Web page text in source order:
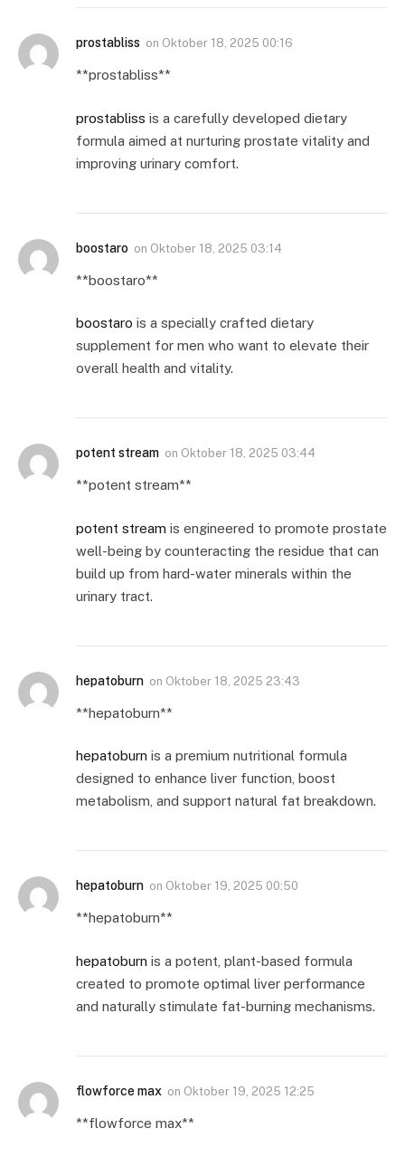
prostabliss on Oktober 18, 2025 00:16
**prostabliss**
prostabliss is a carefully developed dietary
formula aimed at nurturing prostate vitality and
improving urinary comfort.
boostaro on Oktober 18, 2025 03:14
**boostaro**
boostaro is a specially crafted dietary
supplement for men who want to elevate their
overall health and vitality.
potent stream on Oktober 18, 2025 03:44
**potent stream**
potent stream is engineered to promote prostate
well-being by counteracting the residue that can
build up from hard-water minerals within the
urinary tract.
hepatoburn on Oktober 18, 2025 23:43
** hepatoburn**
hepatoburn is a premium nutritional formula
designed to enhance liver function, boost
metabolism, and support natural fat breakdown.
hepatoburn on Oktober 19, 2025 00:50
**hepatoburn**
hepatoburn is a potent, plant-based formula
created to promote optimal liver performance
and naturally stimulate fat-burning mechanisms.
flowforce max on Oktober 19, 2025 12:25
** flowforce max**